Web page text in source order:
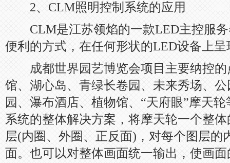
2、CLM照明控制系统的应用
CLM是江苏领焰的一款LED主控服务
便利的方式，在任何形状的LED设备上
成都世界园艺博览会项目主要纳控的
馆、湖心岛、青绿长卷园、未来秀场、
园、瀑布酒店、植物馆、“天府眼”摩天
系统的整体解决方案，将摩天轮一个整
层(内圈、外圈、正反面)，对每个图层的
面。也可以对整体画面统一输出，使画